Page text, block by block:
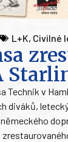
L+K, Civilné
Technik v
diváků,